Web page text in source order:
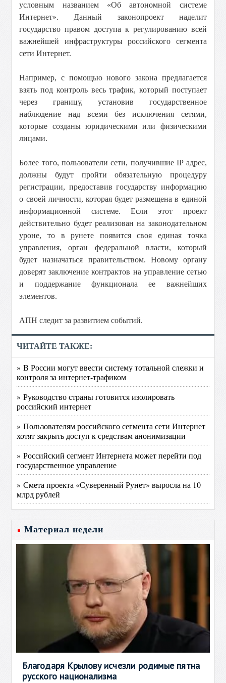
условным названием «Об автономной системе
Интернет». Данный законопроект наделит
государство правом доступа к регулированию всей
важнейшей инфраструктуры российского сегмента
сети Интернет.
Например, с помощью нового закона предлагается
взять под контроль весь трафик, который поступает
через границу, установив государственное
наблюдение над всеми без исключения сетями,
которые созданы юридическими или физическими
лицами.
Более того, пользователи сети, получившие IP адрес,
должны будут пройти обязательную процедуру
регистрации, предоставив государству информацию
о своей личности, которая будет размещена в единой
информационной системе. Если этот проект
действительно будет реализован на законодательном
уроне, то в рунете появится своя единая точка
управления, орган федеральной власти, который
будет назначаться правительством. Новому органу
доверят заключение контрактов на управление сетью
и поддержание функционала ее важнейших
элементов.
АПН следит за развитием событий.
ЧИТАЙТЕ ТАКЖЕ:
» В России могут ввести систему тотальной слежки и
контроля за интернет-трафиком
» Руководство страны готовится изолировать
российский интернет
» Пользователям российского сегмента сети Интернет
хотят закрыть доступ к средствам анонимизации
» Российский сегмент Интернета может перейти под
государственное управление
» Смета проекта «Суверенный Рунет» выросла на 10
млрд рублей
Материал недели
Благодаря Крылову исчезли родимые пятна
русского национализма